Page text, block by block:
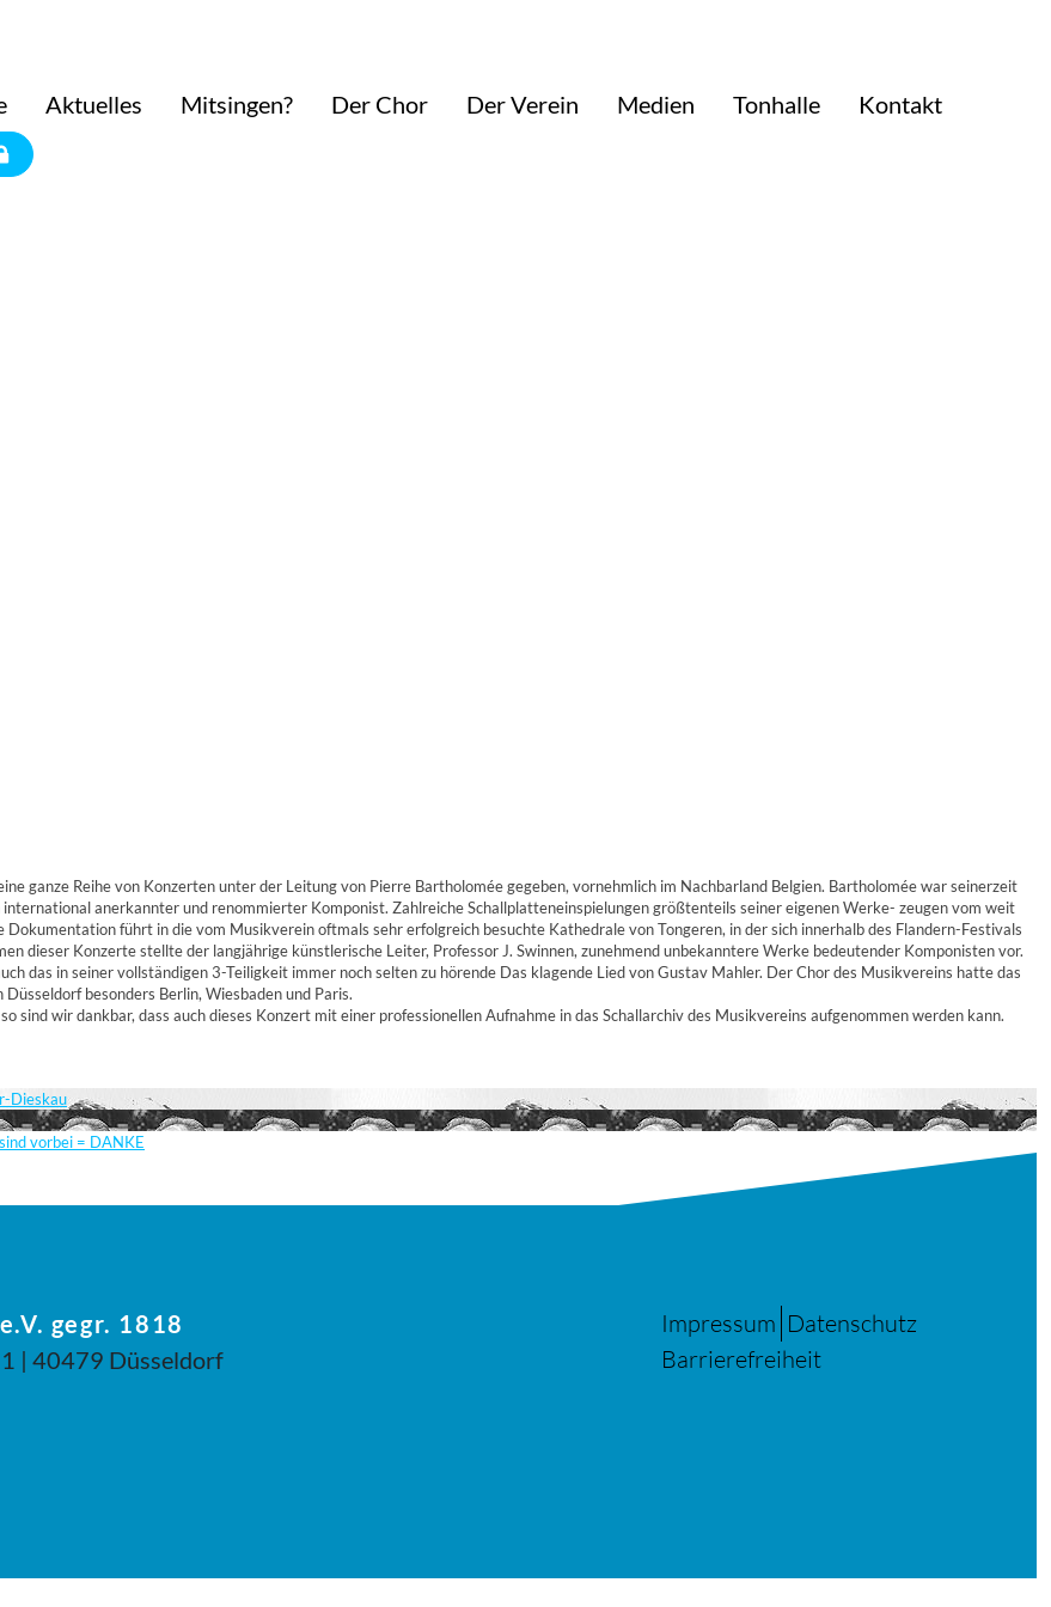
Aktuelles Mitsingen? Der Chor Der Verein Medien Tonhalle
Kontakt
ganze Reihe von Konzerten unter der Leitung von Pierre Bartholomée gegeben, vornehmlich im Nachbarland Belgien. Bartholomée war seinerzeit
anerkannter und renommierter Komponist. Zahlreiche Schallplatteneinspielungen größtenteils seiner eigenen Werke- zeugen vom weit
führt in die vom Musikverein oftmals sehr erfolgreich besuchte Kathedrale von Tongeren, in der sich innerhalb des Flandern-Festivals
dieser Konzerte stellte der langjährige künstlerische Leiter, Professor J. Swinnen, zunehmend unbekanntere Werke bedeutender Komponisten vor.
das in seiner vollständigen 3-Teiligkeit immer noch selten zu hörende Das klagende Lied von Gustav Mahler. Der Chor des Musikvereins hatte das
besonders Berlin, Wiesbaden und Paris.
sind wir dankbar, dass auch dieses Konzert mit einer professionellen Aufnahme in das Schallarchiv des Musikvereins aufgenommen werden kann.
Dieskau
vorbei = DANKE
gegr. 1818
| 40479 Düsseldorf
Impressum Datenschutz
Barrierefreiheit